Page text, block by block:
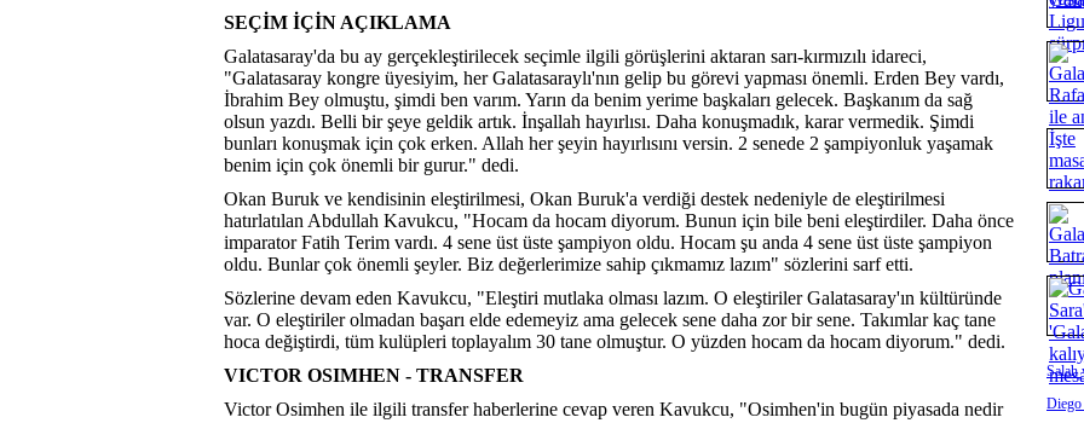
SEÇİM İÇİN AÇIKLAMA
Galatasaray'da bu ay gerçekleştirilecek seçimle ilgili görüşlerini aktaran sarı-kırmızılı idareci,
"Galatasaray kongre üyesiyim, her Galatasaraylı'nın gelip bu görevi yapması önemli. Erden Bey vardı,
İbrahim Bey olmuştu, şimdi ben varım. Yarın da benim yerime başkaları gelecek. Başkanım da sağ
olsun yazdı. Belli bir şeye geldik artık. İnşallah hayırlısı. Daha konuşmadık, karar vermedik. Şimdi
bunları konuşmak için çok erken. Allah her şeyin hayırlısını versin. 2 senede 2 şampiyonluk yaşamak
benim için çok önemli bir gurur." dedi.
Okan Buruk ve kendisinin eleştirilmesi, Okan Buruk'a verdiği destek nedeniyle de eleştirilmesi
hatırlatılan Abdullah Kavukcu, "Hocam da hocam diyorum. Bunun için bile beni eleştirdiler. Daha önce
imparator Fatih Terim vardı. 4 sene üst üste şampiyon oldu. Hocam şu anda 4 sene üst üste şampiyon
oldu. Bunlar çok önemli şeyler. Biz değerlerimize sahip çıkmamız lazım" sözlerini sarf etti.
Sözlerine devam eden Kavukcu, "Eleştiri mutlaka olması lazım. O eleştiriler Galatasaray'ın kültüründe
var. O eleştiriler olmadan başarı elde edemeyiz ama gelecek sene daha zor bir sene. Takımlar kaç tane
hoca değiştirdi, tüm kulüpleri toplayalım 30 tane olmuştur. O yüzden hocam da hocam diyorum." dedi.
VICTOR OSIMHEN - TRANSFER
Victor Osimhen ile ilgili transfer haberlerine cevap veren Kavukcu, "Osimhen'in bugün piyasada nedir
Salah
Diego